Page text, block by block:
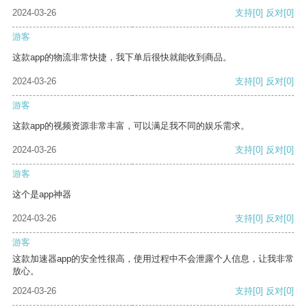
2024-03-26 支持[0] 反对[0]
游客
这款app的物流非常快捷，我下单后很快就能收到商品。
2024-03-26 支持[0] 反对[0]
游客
这款app的视频资源非常丰富，可以满足我不同的娱乐需求。
2024-03-26 支持[0] 反对[0]
游客
这个是app神器
2024-03-26 支持[0] 反对[0]
游客
这款加速器app的安全性很高，使用过程中不会泄露个人信息，让我非常
放心。
2024-03-26
支持[0] 反对[0]